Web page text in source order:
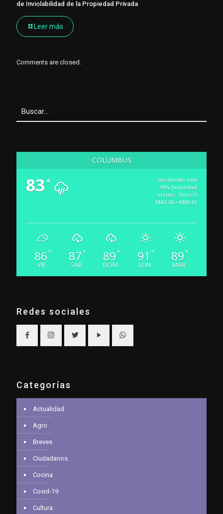
de Inviolabilidad de la Propiedad Privada
Leer más
Comments are closed.
COLUMBUS
83 °
moderate rain
74% humedad
viento: 2m/s O
MAX 86 • MIN 81
86 °
VIE
87 °
SAB
89 °
DOM
91 °
LUN
89 °
MAR
Redes sociales
Categorías
Actualidad
Agro
Breves
Ciudadanos
Cocina
Covid-19
Cultura